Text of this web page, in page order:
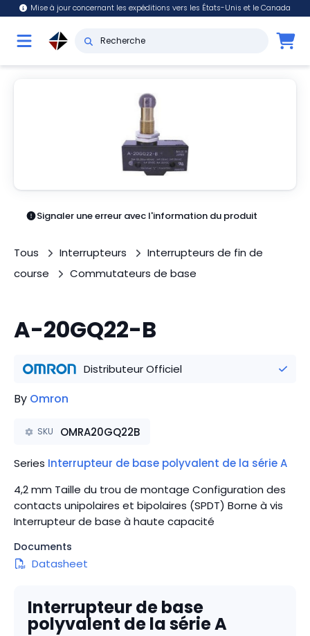
Mise à jour concernant les expéditions vers les États-Unis et le Canada
Signaler une erreur avec l'information du produit
Tous Interrupteurs
Interrupteurs de fin de
course
Commutateurs de base
A-20GQ22-B
Distributeur Officiel
By Omron
SKU OMRA20GQ22B
Series Interrupteur de base polyvalent de la série A
4,2 mm Taille du trou de montage Configuration des
contacts unipolaires et bipolaires (SPDT) Borne à vis
Interrupteur de base à haute capacité
Documents
Datasheet
Interrupteur de base
polyvalent de la série A